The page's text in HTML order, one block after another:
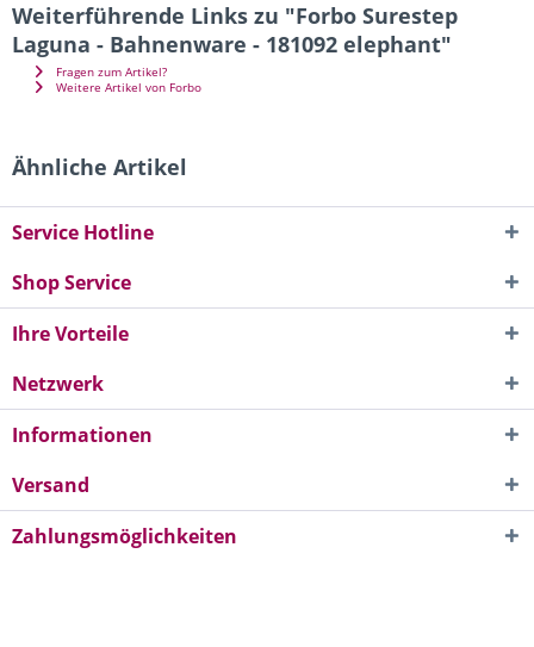
Weiterführende Links zu "Forbo Surestep
Laguna - Bahnenware - 181092 elephant"
Fragen zum Artikel?
Weitere Artikel von Forbo
Ähnliche Artikel
Service Hotline
Shop Service
Ihre Vorteile
Netzwerk
Informationen
Versand
Zahlungsmöglichkeiten